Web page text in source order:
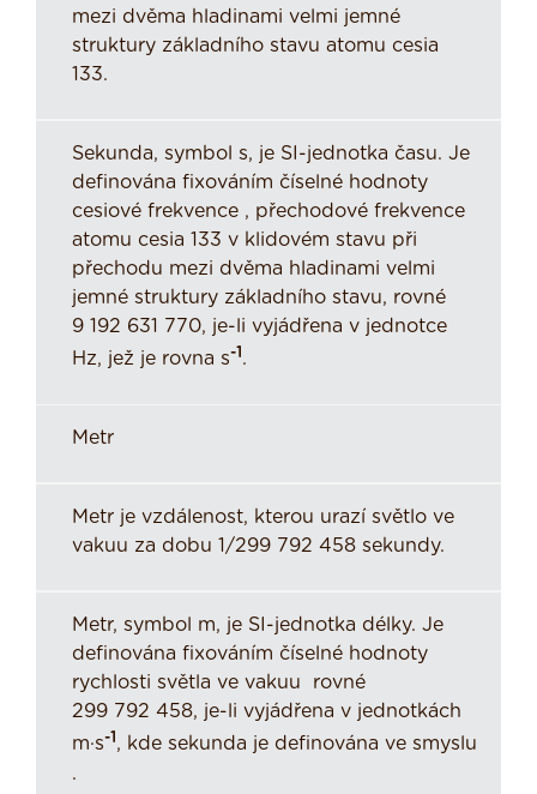
mezi dvěma hladinami velmi jemné
struktury základního stavu atomu cesia
133.
Sekunda, symbol s, je SI-jednotka času. Je
definována fixováním číselné hodnoty
cesiové frekvence , přechodové frekvence
atomu cesia 133 v klidovém stavu při
přechodu mezi dvěma hladinami velmi
jemné struktury základního stavu, rovné
9 192 631 770, je-li vyjádřena v jednotce
Hz, jež je rovna s-1.
Metr
Metr je vzdálenost, kterou urazí světlo ve
vakuu za dobu 1/299 792 458 sekundy.
Metr, symbol m, je SI-jednotka délky. Je
definována fixováním číselné hodnoty
rychlosti světla ve vakuu rovné
299 792 458, je-li vyjádřena v jednotkách
m·s-1, kde sekunda je definována ve smyslu
.